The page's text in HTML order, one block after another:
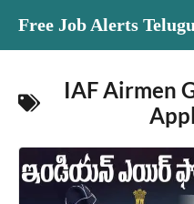
content
Free Job Alerts Telugu
IAF Airmen